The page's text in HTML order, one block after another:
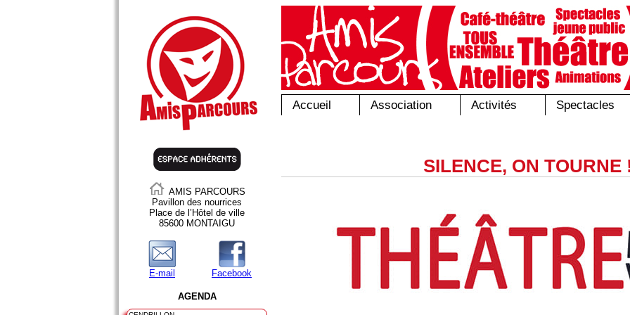
Accueil Association Activités Spectacles
SILENCE, ON TOURNE
AMIS PARCOURS
Pavillon des nourrices
Place de l’Hôtel de ville
85600 MONTAIGU
E-mail Facebook
AGENDA